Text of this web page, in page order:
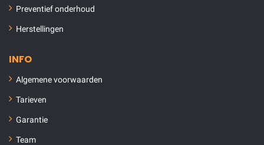
Preventief onderhoud
Herstellingen
INFO
Algemene voorwaarden
Tarieven
Garantie
Team